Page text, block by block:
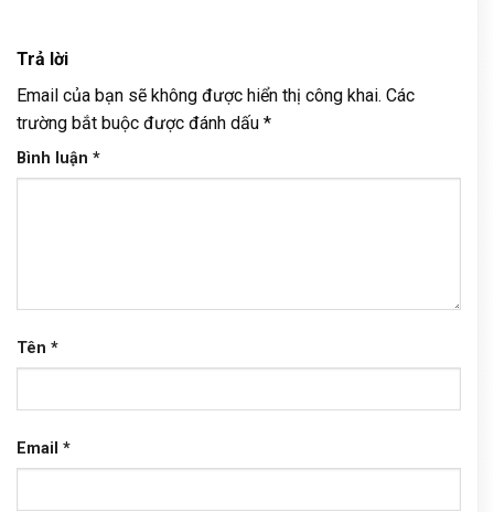
Trả lời
Email của bạn sẽ không được hiển thị công khai. Các
trường bắt buộc được đánh dấu *
Bình luận *
Tên *
Email *